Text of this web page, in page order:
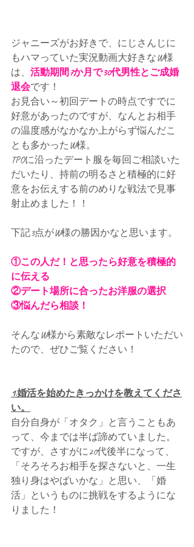
ジャニーズがお好きで、にじさんじに
もハマっていた実況動画大好きなW様
は、 活動期間7か月で30代男性とご成婚
退会です！
お見合い～初回デートの時点ですでに
好意があったのですが、なんとお相手
の温度感がなかなか上がらず悩んだこ
とも多かったW様。
TPOに沿ったデート服を毎回ご相談いた
だいたり、持前の明るさと積極的に好
意をお伝えする前のめりな戦法で見事
射止めました！！
下記3点がW様の勝因かなと思います。
①この人だ！と思ったら好意を積極的
に伝える
②デート場所に合ったお洋服の選択
③悩んだら相談！
そんなW様から素敵なレポートいただい
たので、ぜひご覧ください！
1.婚活を始めたきっかけを教えてくださ
い。
自分自身が「オタク」と言うこともあ
って、今までは半ば諦めていました。
ですが、さすがに20代後半になって、
「そろそろお相手を探さないと、一生
独り身はやばいかな」と思い、「婚
活」というものに挑戦をするようにな
りました！